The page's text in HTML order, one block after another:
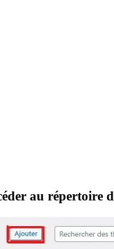
au répertoire